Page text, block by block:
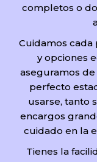
completos o
Cuidamos
y opciones
aseguramos
perfecto
usarse, tanto
encargos
cuidado en la
Tienes la